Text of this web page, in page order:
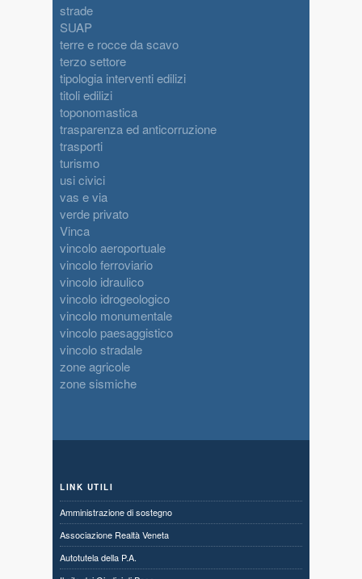
strade
SUAP
terre e rocce da scavo
terzo settore
tipologia interventi edilizi
titoli edilizi
toponomastica
trasparenza ed anticorruzione
trasporti
turismo
usi civici
vas e via
verde privato
Vinca
vincolo aeroportuale
vincolo ferroviario
vincolo idraulico
vincolo idrogeologico
vincolo monumentale
vincolo paesaggistico
vincolo stradale
zone agricole
zone sismiche
LINK UTILI
Amministrazione di sostegno
Associazione Realtà Veneta
Autotutela della P.A.